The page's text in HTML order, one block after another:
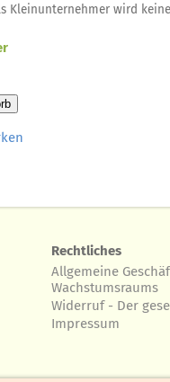
Kleinunternehmer wird
Rechtliches
Allgemeine
Wachstumsraums
Widerruf - Der
Impressum